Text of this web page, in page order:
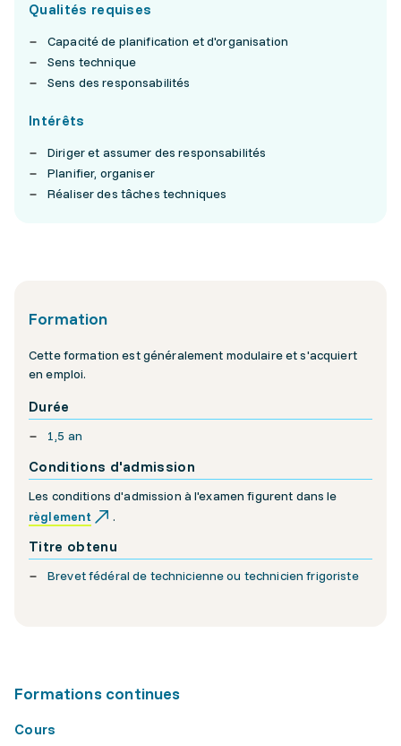
Qualités requises
Capacité de planification et d'organisation
Sens technique
Sens des responsabilités
Intérêts
Diriger et assumer des responsabilités
Planifier, organiser
Réaliser des tâches techniques
Formation
Cette formation est généralement modulaire et s'acquiert
en emploi.
Durée
1,5 an
Conditions d'admission
Les conditions d'admission à l'examen figurent dans le
règlement
.
Titre obtenu
Brevet fédéral de technicienne ou technicien frigoriste
Formations continues
Cours